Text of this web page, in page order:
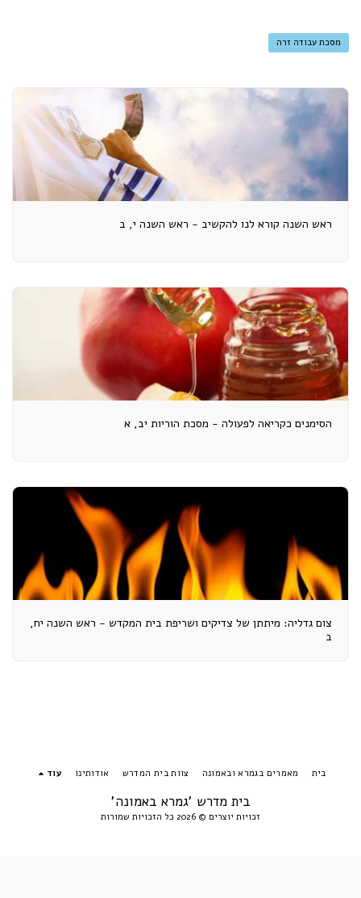
מסכת עבודה זרה
ראש השנה קורא לנו להקשיב - ראש השנה י, ב
הסימנים כקריאה לפעולה - מסכת הוריות יב, א
צום גדליה: מיתתן של צדיקים ושריפת בית המקדש - ראש השנה יח,
ב
בית מדרש 'גמרא באמונה'
זכויות יוצרים © 2026 כל הזכויות שמורות
בית מאמרים בגמרא ובאמונה צוות בית המדרש אודותינו עוד